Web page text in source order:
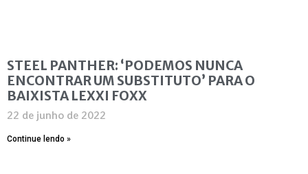
STEEL PANTHER: ‘PODEMOS NUNCA
ENCONTRAR UM SUBSTITUTO’ PARA O
BAIXISTA LEXXI FOXX
22 de junho de 2022
Continue lendo »